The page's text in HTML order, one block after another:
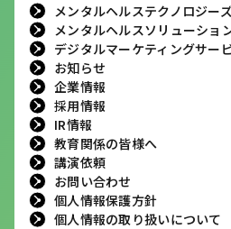
メンタルヘルステクノロジー
メンタルヘルスソリューショ
デジタルマーケティングサー
お知らせ
企業情報
採用情報
IR情報
教育関係の皆様へ
講演依頼
お問い合わせ
個人情報保護方針
個人情報の取り扱いについて